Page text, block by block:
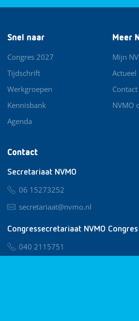
Contact
Secretariaat NVMO
06 15273252
secretariaat@nvmo.nl
Congressecretariaat NVMO Congres
040 2115751
Snel naar
Congres 2027
Tijdschrift
Werkgroepen
Kennisbank
Agenda
Meer
Mijn
Actueel
Contact
NVMO